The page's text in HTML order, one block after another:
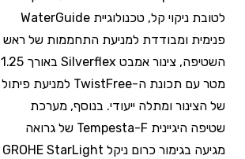
לטובת ניקוי קל, טכנולוגיית WaterGuide
פנימית ומבודדת למניעת התחממות של ראש
השטיפה, צינור אמבט Silverflex באורך 1.25
מטר עם תכונת ה-TwistFree למניעת פיתול
של הצינור ומתלה ייעודי. בנוסף, מערכת
שטיפה היגיינית Tempesta-F של גרואה
מגיעה בגימור כרום ניקל GROHE StarLight